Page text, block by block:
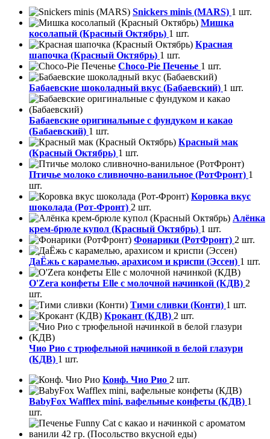
Snickers minis (MARS) 1 шт.
Мишка
косолапый (Красный Октябрь) 1 шт.
Красная
шапочка (Красный Октябрь) 1 шт.
Choco-Pie Печенье 1 шт.
Бабаевские шоколадный вкус (Бабаевский) 1 шт.
Бабаевские оригинальные с фундуком и какао
(Бабаевский) 1 шт.
Красный мак
(Красный Октябрь) 1 шт.
Птичье молоко сливночно-ванильное (РотФронт) 1
шт.
Коровка вкус
шоколада (Рот-Фронт) 2 шт.
Алёнка
крем-брюле купол (Красный Октябрь) 1 шт.
Фонарики (РотФронт) 2 шт.
ДаЁжь с карамелью, арахисом и криспи (Эссен) 1 шт.
O'Zera конфеты Elle с молочной начинкой (КДВ) 2
шт.
Тими сливки (Конти) 1 шт.
Крокант (КДВ) 2 шт.
Чио Рио с трюфельной начинкой в белой глазури
(КДВ) 1 шт.
Конф. Чио Рио 2 шт.
BabyFox Wafflex mini, вафельные конфеты (КДВ) 1
шт.